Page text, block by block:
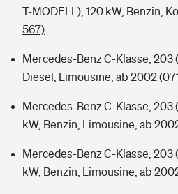
T-MODELL), 120 kW, Benzin,
567)
Mercedes-Benz C-Klasse, 203
Diesel, Limousine, ab 2002
Mercedes-Benz C-Klasse, 203
kW, Benzin, Limousine, ab
Mercedes-Benz C-Klasse, 203
kW, Benzin, Limousine, ab